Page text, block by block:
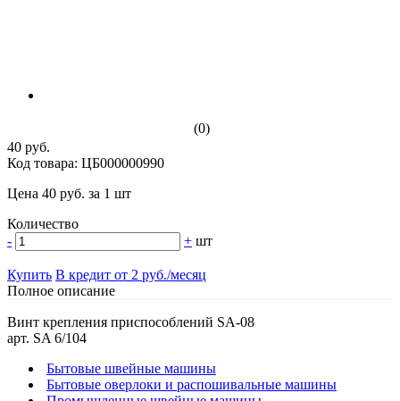
(0)
40 руб.
Код товара: ЦБ000000990
Цена 40 руб. за 1 шт
Количество
-
+ шт
Купить В кредит от 2 руб./месяц
Полное описание
Винт крепления приспособлений SA-08
арт. SA 6/104
Бытовые швейные машины
Бытовые оверлоки и распошивальные машины